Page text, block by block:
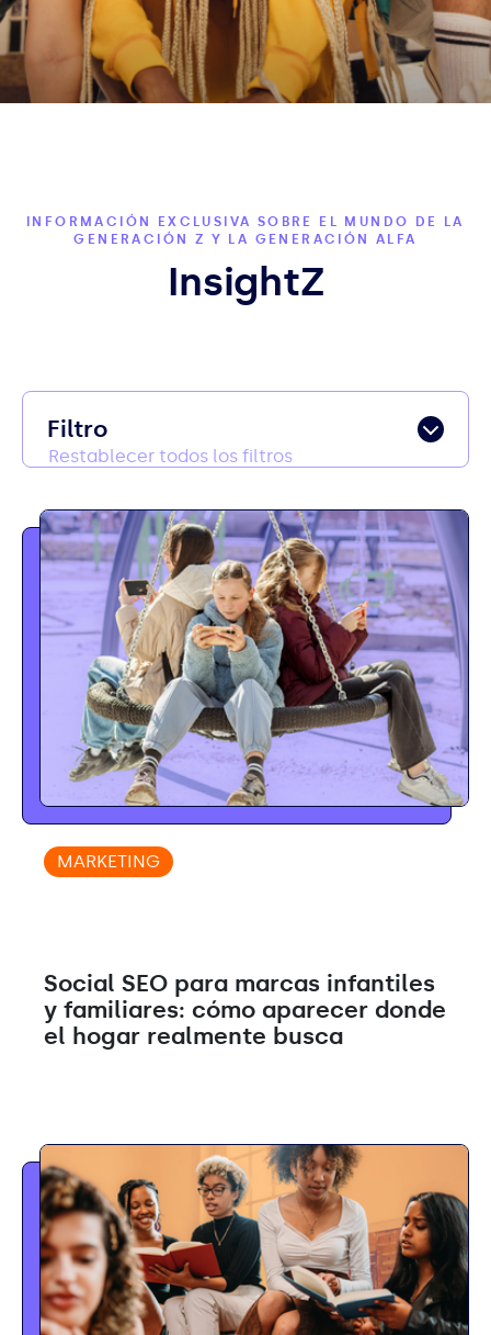
INFORMACIÓN EXCLUSIVA SOBRE EL MUNDO DE LA
GENERACIÓN Z Y LA GENERACIÓN ALFA
InsightZ
Filtro
Restablecer todos los filtros
Blog ES Investigación
Marketing Perspectivas
Social media
Categoría
Education Lifestyle
Blog
MARKETING
Social SEO para marcas infantiles
y familiares: cómo aparecer donde
el hogar realmente busca